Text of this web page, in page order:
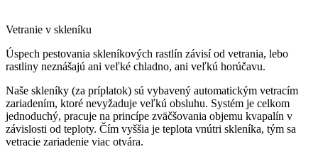
Vetranie v skleníku
Úspech pestovania skleníkových rastlín závisí od vetrania, lebo
rastliny neznášajú ani veľké chladno, ani veľkú horúčavu.
Naše skleníky (za príplatok) sú vybavený automatickým vetracím
zariadením, ktoré nevyžaduje veľkú obsluhu. Systém je celkom
jednoduchý, pracuje na princípe zväčšovania objemu kvapalín v
závislosti od teploty. Čím vyššia je teplota vnútri skleníka, tým sa
vetracie zariadenie viac otvára.